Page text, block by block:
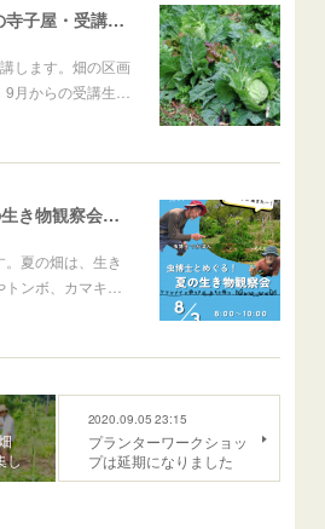
2026秋冬シーズン畑の寺子屋・受講者募集！
します。畑の区画
月からの受講生…
虫博士とめぐる！夏の生き物観察会のご案内
夏の畑は、生き
ンボ、カマキ…
し
2020.09.05 23:15
プランターワークショッ
プは延期になりました